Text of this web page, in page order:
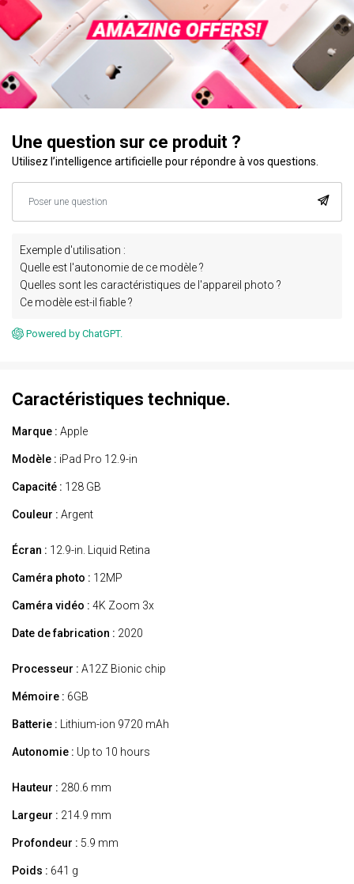
Une question sur ce produit ?
Utilisez l’intelligence artificielle pour répondre à vos questions.
Exemple d'utilisation :
Quelle est l'autonomie de ce modèle ?
Quelles sont les caractéristiques de l'appareil photo ?
Ce modèle est-il fiable ?
Powered by ChatGPT.
Caractéristiques technique.
Marque : Apple
Modèle : iPad Pro 12.9-in
Capacité : 128 GB
Couleur : Argent
Écran : 12.9-in. Liquid Retina
Caméra photo : 12MP
Caméra vidéo : 4K Zoom 3x
Date de fabrication : 2020
Processeur : A12Z Bionic chip
Mémoire : 6GB
Batterie : Lithium-ion 9720 mAh
Autonomie : Up to 10 hours
Hauteur : 280.6 mm
Largeur : 214.9 mm
Profondeur : 5.9 mm
Poids : 641 g